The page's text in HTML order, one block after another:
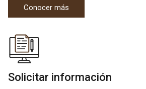
Conocer más
Solicitar información